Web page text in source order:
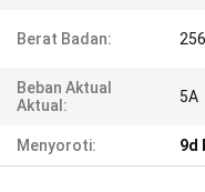
Berat Badan:
Beban Aktual
Aktual:
5A
Menyoroti: 9d